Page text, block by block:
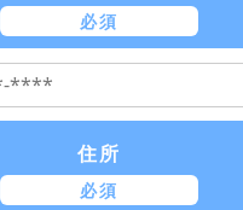
必須
住所
必須